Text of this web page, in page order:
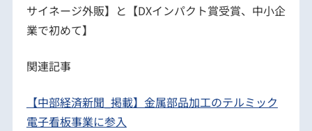
サイネージ外販】と【DXインパクト賞受賞、中小企
業で初めて】
関連記事
【中部経済新聞_掲載】金属部品加工のテルミック
電子看板事業に参入